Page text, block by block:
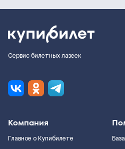
Сервис билетных лазеек
Компания
Главное о Купибилете